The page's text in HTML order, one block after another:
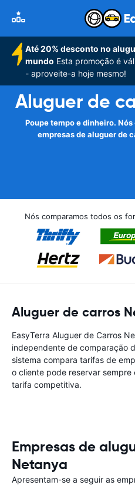
Até 20% desconto no
mundo Esta promoção é
- aproveite-a hoje mesmo!
Aluguer de
Poupe tempo e dinheiro.
empresas de aluguer de
Nós comparamos todos os
Aluguer de carros
EasyTerra Aluguer de Carros
independente de comparação
sistema compara tarifas de
o cliente pode reservar sempre
tarifa competitiva.
Empresas de
Netanya
Apresentam-se a seguir as